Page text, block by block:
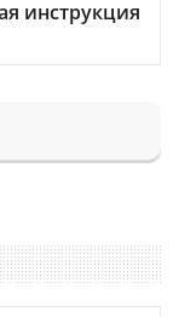
инструкция